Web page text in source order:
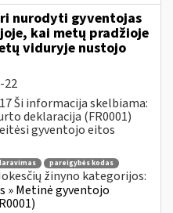
nurodyti gyventojas
kai metų pradžioje
viduryje nustojo
22
Ši informacija skelbiama:
deklaracija (FR0001)
gyventojo eitos
pareigybės kodas
žinyno kategorijos:
» Metinė gyventojo